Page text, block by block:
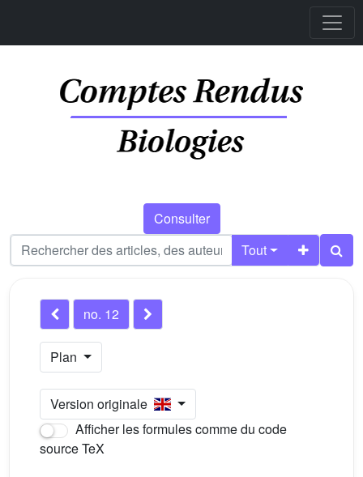
Consulter
Tout
no. 12
Plan
Version originale
Afficher les formules comme du code
source TeX